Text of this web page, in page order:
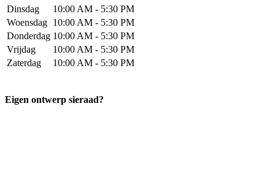
Dinsdag
10:00 AM - 5:30 PM
Woensdag 10:00 AM - 5:30 PM
Donderdag 10:00 AM - 5:30 PM
Vrijdag
10:00 AM - 5:30 PM
Zaterdag
10:00 AM - 5:30 PM
Eigen ontwerp sieraad?